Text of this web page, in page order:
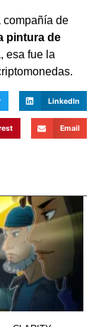
compañía de
pintura de
esa fue la
LinkedIn
Email